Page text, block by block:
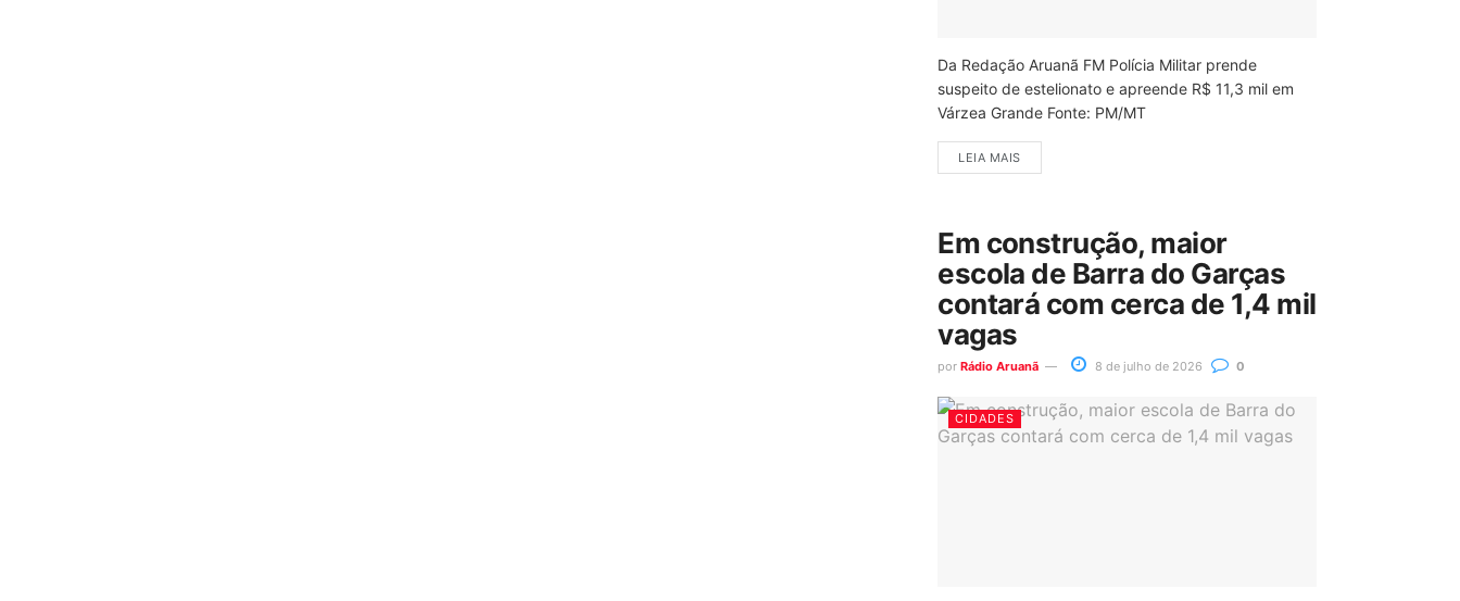
Da Redação Aruanã FM Polícia Militar prende
suspeito de estelionato e apreende R$ 11,3 mil em
Várzea Grande Fonte: PM/MT
LEIA MAIS
Em construção, maior
escola de Barra do Garças
contará com cerca de 1,4 mil
vagas
por Rádio Aruanã 8 de julho de 2026 0
CIDADES